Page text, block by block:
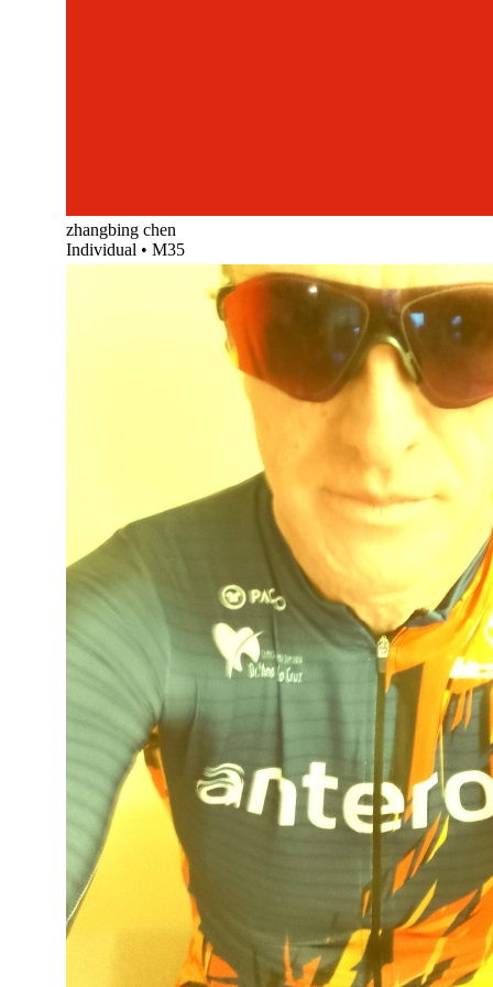
zhangbing chen
Individual • M35